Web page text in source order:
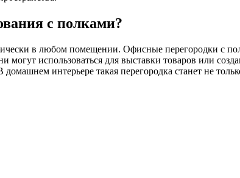
с полками?
в любом помещении. Офисные перегородки с
могут использоваться для выставки товаров или
интерьере такая перегородка станет не